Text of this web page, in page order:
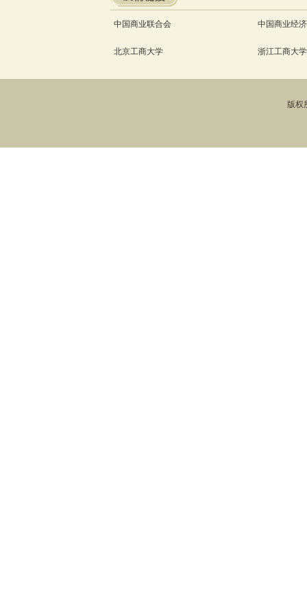
中国商业联合会 中国商业经
北京工商大学 浙江工商大学
版